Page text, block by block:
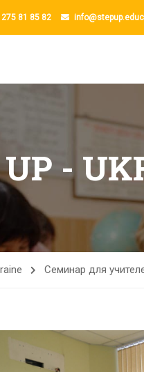
81 85 82
-
Семинар для